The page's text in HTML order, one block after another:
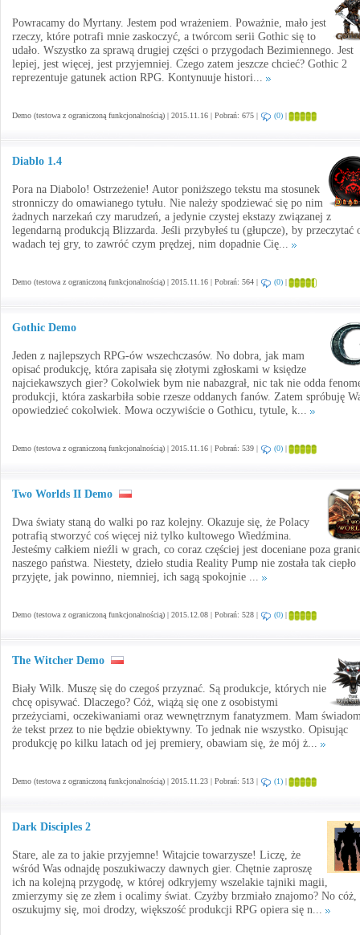
Powracamy do Myrtany. Jestem pod wrażeniem. Poważnie, mało jest
rzeczy, które potrafi mnie zaskoczyć, a twórcom serii Gothic się to
udało. Wszystko za sprawą drugiej części o przygodach Bezimiennego. Jest
lepiej, jest więcej, jest przyjemniej. Czego zatem jeszcze chcieć? Gothic 2
reprezentuje gatunek action RPG. Kontynuuje histori...
Demo (testowa z ograniczoną funkcjonalnością) | 2015.11.16 | Pobrań: 675 | (0) |
Diablo 1.4
Pora na Diabolo! Ostrzeżenie! Autor poniższego tekstu ma stosunek
stronniczy do omawianego tytułu. Nie należy spodziewać się po nim
żadnych narzekań czy marudzeń, a jedynie czystej ekstazy związanej z
legendarną produkcją Blizzarda. Jeśli przybyłeś tu (głupcze), by przeczytać
wadach tej gry, to zawróć czym prędzej, nim dopadnie Cię...
Demo (testowa z ograniczoną funkcjonalnością) | 2015.11.16 | Pobrań: 564 | (0) |
Gothic Demo
Jeden z najlepszych RPG-ów wszechczasów. No dobra, jak mam
opisać produkcję, która zapisała się złotymi zgłoskami w księdze
najciekawszych gier? Cokolwiek bym nie nabazgrał, nic tak nie odda
produkcji, która zaskarbiła sobie rzesze oddanych fanów. Zatem spróbuję
opowiedzieć cokolwiek. Mowa oczywiście o Gothicu, tytule, k...
Demo (testowa z ograniczoną funkcjonalnością) | 2015.11.16 | Pobrań: 539 | (0) |
Two Worlds II Demo
Dwa światy staną do walki po raz kolejny. Okazuje się, że Polacy
potrafią stworzyć coś więcej niż tylko kultowego Wiedźmina.
Jesteśmy całkiem nieźli w grach, co coraz częściej jest doceniane poza
naszego państwa. Niestety, dzieło studia Reality Pump nie została tak ciepło
przyjęte, jak powinno, niemniej, ich sagą spokojnie ...
Demo (testowa z ograniczoną funkcjonalnością) | 2015.12.08 | Pobrań: 528 | (0) |
The Witcher Demo
Biały Wilk. Muszę się do czegoś przyznać. Są produkcje, których nie
chcę opisywać. Dlaczego? Cóż, wiążą się one z osobistymi
przeżyciami, oczekiwaniami oraz wewnętrznym fanatyzmem. Mam
że tekst przez to nie będzie obiektywny. To jednak nie wszystko. Opisując
produkcję po kilku latach od jej premiery, obawiam się, że mój ż...
Demo (testowa z ograniczoną funkcjonalnością) | 2015.11.23 | Pobrań: 513 | (1) |
Dark Disciples 2
Stare, ale za to jakie przyjemne! Witajcie towarzysze! Liczę, że
wśród Was odnajdę poszukiwaczy dawnych gier. Chętnie zaproszę
ich na kolejną przygodę, w której odkryjemy wszelakie tajniki magii,
zmierzymy się ze złem i ocalimy świat. Czyżby brzmiało znajomo? No cóż,
oszukujmy się, moi drodzy, większość produkcji RPG opiera się n...